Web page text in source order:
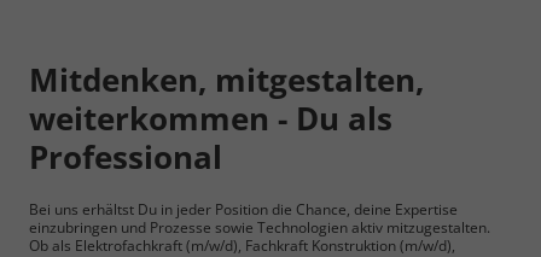
Mitdenken, mitgestalten,
weiterkommen - Du als
Professional
Bei uns erhältst Du in jeder Position die Chance, deine Expertise
einzubringen und Prozesse sowie Technologien aktiv mitzugestalten.
Ob als Elektrofachkraft (m/w/d), Fachkraft Konstruktion (m/w/d),